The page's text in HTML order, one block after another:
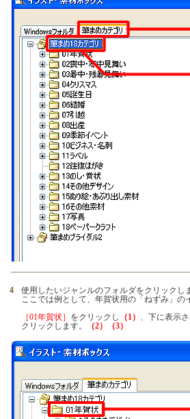
4
使用したいジャンルのフォルダをクリックし
ここでは例として、年賀状用の「ねずみ」
［01年賀状］ をクリックし （1） 、下に表示
クリックします。
（2）（3）